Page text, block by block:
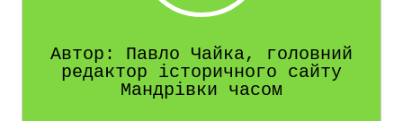
Автор: Павло Чайка, головний
редактор історичного сайту
Мандрівки часом